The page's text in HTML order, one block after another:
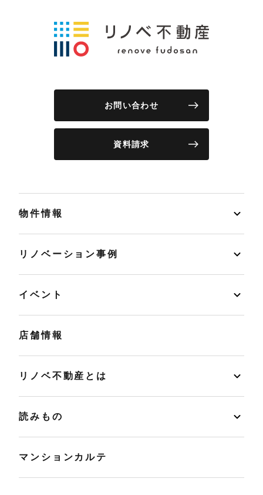
お問い合わせ
資料請求
物件情報
リノベーション事例
イベント
店舗情報
リノベ不動産とは
読みもの
マンションカルテ